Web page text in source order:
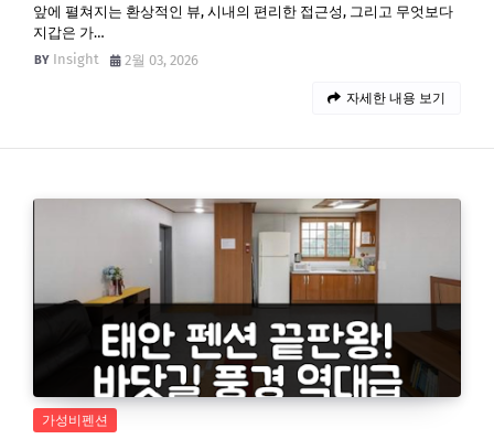
앞에 펼쳐지는 환상적인 뷰, 시내의 편리한 접근성, 그리고 무엇보다
지갑은 가…
Insight
2월 03, 2026
자세한 내용 보기
가성비펜션